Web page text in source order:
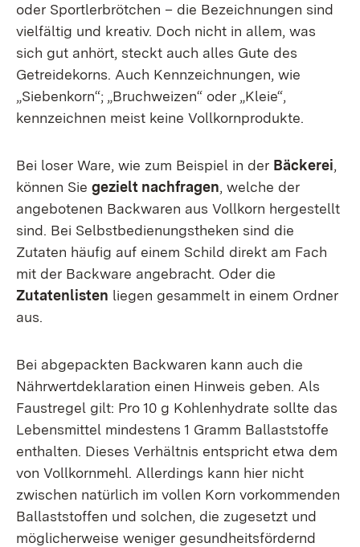
oder Sportlerbrötchen – die Bezeichnungen sind
vielfältig und kreativ. Doch nicht in allem, was
sich gut anhört, steckt auch alles Gute des
Getreidekorns. Auch Kennzeichnungen, wie
„Siebenkorn“; „Bruchweizen“ oder „Kleie“,
kennzeichnen meist keine Vollkornprodukte.
Bei loser Ware, wie zum Beispiel in der Bäckerei,
können Sie gezielt nachfragen, welche der
angebotenen Backwaren aus Vollkorn hergestellt
sind. Bei Selbstbedienungstheken sind die
Zutaten häufig auf einem Schild direkt am Fach
mit der Backware angebracht. Oder die
Zutatenlisten liegen gesammelt in einem Ordner
aus.
Bei abgepackten Backwaren kann auch die
Nährwertdeklaration einen Hinweis geben. Als
Faustregel gilt: Pro 10 g Kohlenhydrate sollte das
Lebensmittel mindestens 1 Gramm Ballaststoffe
enthalten. Dieses Verhältnis entspricht etwa dem
von Vollkornmehl. Allerdings kann hier nicht
zwischen natürlich im vollen Korn vorkommenden
Ballaststoffen und solchen, die zugesetzt und
möglicherweise weniger gesundheitsfördernd